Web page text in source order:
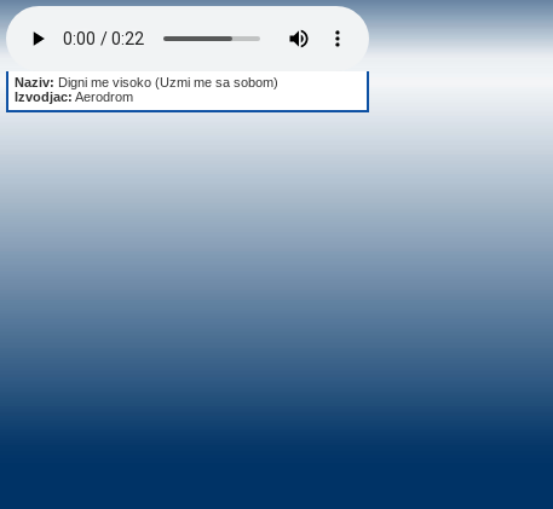
Naziv: Digni me visoko (Uzmi me sa sobom)
Izvodjac: Aerodrom